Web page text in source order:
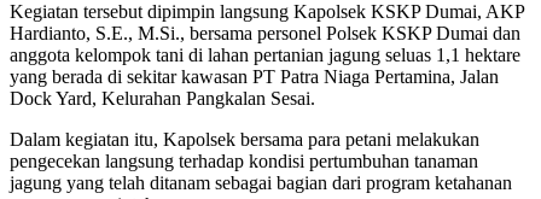
Kegiatan tersebut dipimpin langsung Kapolsek KSKP Dumai, AKP
Hardianto, S.E., M.Si., bersama personel Polsek KSKP Dumai dan
anggota kelompok tani di lahan pertanian jagung seluas 1,1 hektare
yang berada di sekitar kawasan PT Patra Niaga Pertamina, Jalan
Dock Yard, Kelurahan Pangkalan Sesai.
Dalam kegiatan itu, Kapolsek bersama para petani melakukan
pengecekan langsung terhadap kondisi pertumbuhan tanaman
jagung yang telah ditanam sebagai bagian dari program ketahanan